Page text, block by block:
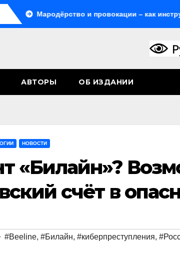
и провокации – как инструменты
АВТОРЫ ОБ ИЗДАНИИ
НОВОСТИ
«Билайн»?
счёт в
#Beeline, #Билайн, #киберпреступления,